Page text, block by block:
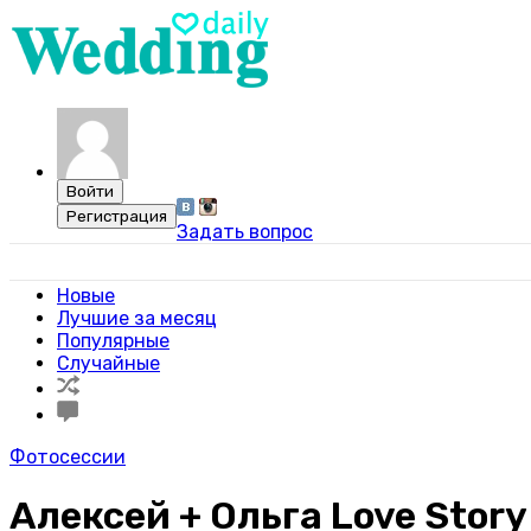
Задать вопрос
Новые
Лучшие за месяц
Популярные
Случайные
Фотосессии
Алексей + Ольга Love Story